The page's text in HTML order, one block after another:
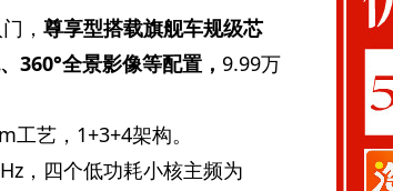
， 尊享型搭载旗舰车规级芯
360°全景影像等配置， 9.99万
艺，1+3+4架构。
，四个低功耗小核主频为